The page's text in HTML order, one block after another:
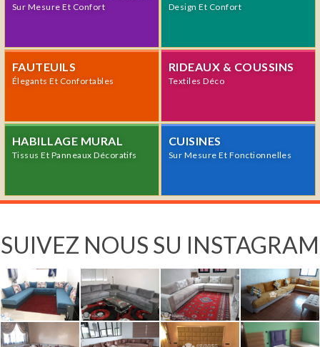
Sur Mesure Et Confort Design Et Confort
FAUTEUILS
Élegants Et Confortables
RIDEAUX & COUSSINS
Textiles Déco
HABILLAGE MURAL
Tissus Et Panneaux Décoratifs
CUISINES
Sur Mesure Et Fonctionnelles
SUIVEZ NOUS SU INSTAGRAM